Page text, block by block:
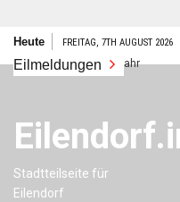
Zum
springen
Heute FREITAG, 7TH AUGUST 2026
Eilmeldungen
Frohes neues Jahr
Stadtteilseite für
Eilendorf